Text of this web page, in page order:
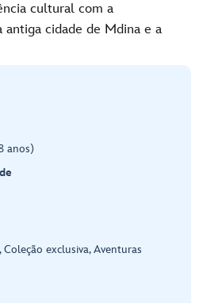
cultural com a
cidade de Mdina e a
anos)
exclusiva, Aventuras